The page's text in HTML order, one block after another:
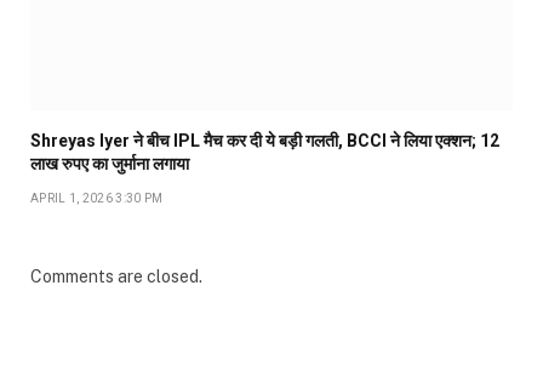
Shreyas Iyer ने बीच IPL मैच कर दी ये बड़ी गलती, BCCI ने लिया एक्शन; 12
लाख रुपए का जुर्माना लगाया
APRIL 1, 2026 3:30 PM
Comments are closed.